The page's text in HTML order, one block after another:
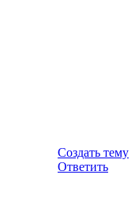
Создать тему
Ответить